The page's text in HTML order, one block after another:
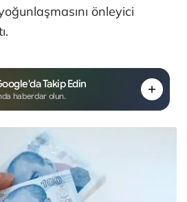
önleyici
Takip Edin
haberdar olun.